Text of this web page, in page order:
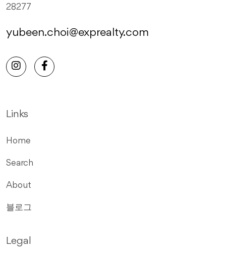
28277
yubeen.choi@exprealty.com
Links
Home
Search
About
블로그
Legal